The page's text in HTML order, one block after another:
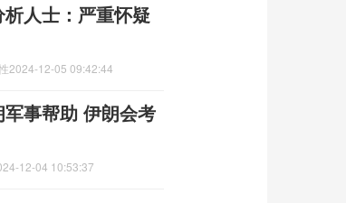
人士：严重怀疑
2024-12-05 09:42:44
事帮助 伊朗会考
12-04 10:53:37